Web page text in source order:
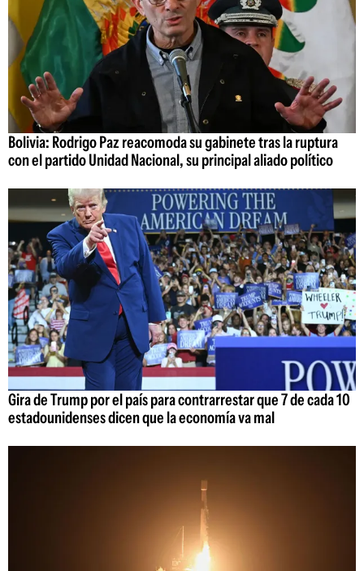
Bolivia: Rodrigo Paz reacomoda su gabinete tras la ruptura
con el partido Unidad Nacional, su principal aliado político
Gira de Trump por el país para contrarrestar que 7 de cada 10
estadounidenses dicen que la economía va mal